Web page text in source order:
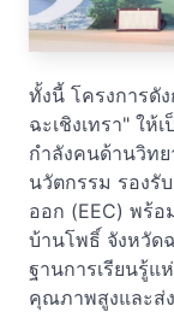
ทั้งนี้ โครงการดั
ฉะเชิงเทรา" ให้
กำลังคนด้านวิท
นวัตกรรม รองรั
ออก (EEC) พร้อ
บ้านโพธิ์ จังหวัดฉ
ฐานการเรียนรู้
คุณภาพสูงและส่